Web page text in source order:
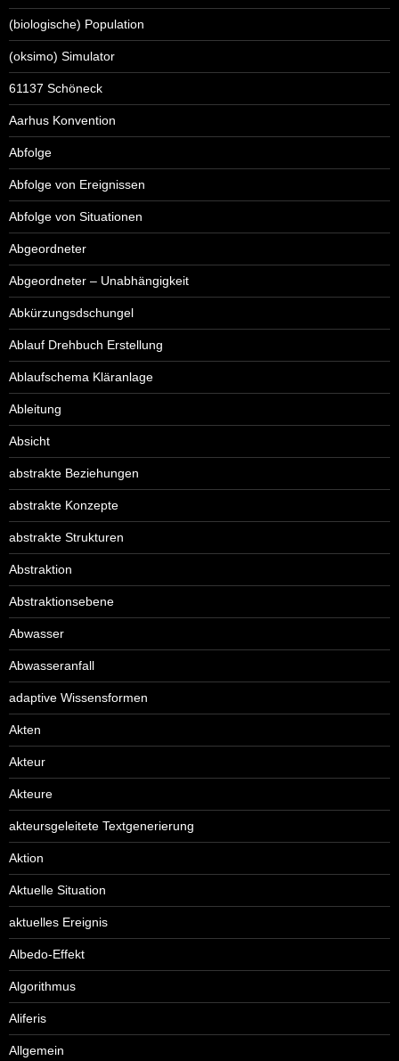
(biologische) Population
(oksimo) Simulator
61137 Schöneck
Aarhus Konvention
Abfolge
Abfolge von Ereignissen
Abfolge von Situationen
Abgeordneter
Abgeordneter – Unabhängigkeit
Abkürzungsdschungel
Ablauf Drehbuch Erstellung
Ablaufschema Kläranlage
Ableitung
Absicht
abstrakte Beziehungen
abstrakte Konzepte
abstrakte Strukturen
Abstraktion
Abstraktionsebene
Abwasser
Abwasseranfall
adaptive Wissensformen
Akten
Akteur
Akteure
akteursgeleitete Textgenerierung
Aktion
Aktuelle Situation
aktuelles Ereignis
Albedo-Effekt
Algorithmus
Aliferis
Allgemein